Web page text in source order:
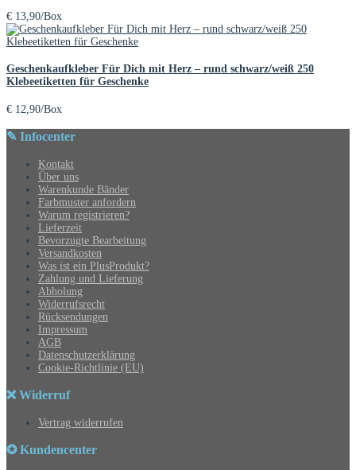
€ 13,90/Box
Geschenkaufkleber Für Dich mit Herz – rund schwarz/weiß 250
Klebeetiketten für Geschenke
€ 12,90/Box
✎ Infocenter
Kontakt
Über uns
Warenkunde Bänder
Farbmuster anfordern
Warum registrieren?
Lieferzeit
Bevorzugte Bearbeitung
Versandkosten
Was ist ein PlusProdukt?
Zahlung und Lieferung
Abholung
Widerrufsrecht
Rücksendungen
Impressum
AGB
Datenschutzerklärung
Cookie-Richtlinie (EU)
❌ Widerruf
Vertrag widerrufen
✪ Kundencenter